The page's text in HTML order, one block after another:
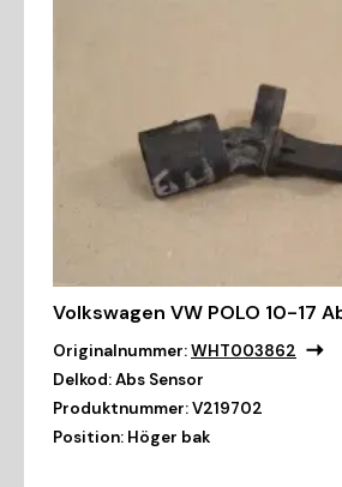
Volkswagen VW POLO 10-17
Originalnummer:WHT003862
Delkod:Abs Sensor
Produktnummer:V219702
Position: Höger bak